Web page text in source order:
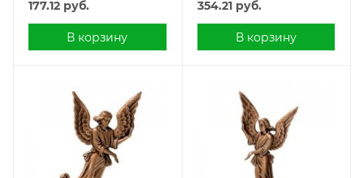
177.12 руб.
В корзину
354.21руб.
В корзину